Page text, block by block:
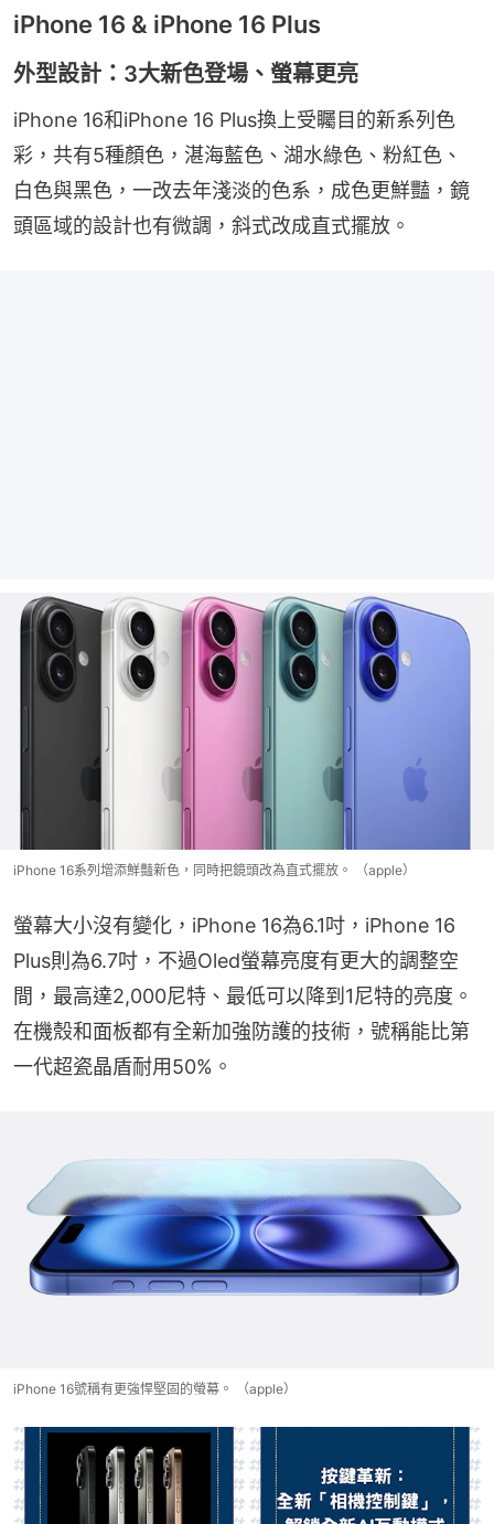
iPhone 16 & iPhone 16 Plus
外型設計：3大新色登場、螢幕更亮
iPhone 16和iPhone 16 Plus換上受矚目的新系列色
彩，共有5種顏色，湛海藍色、湖水綠色、粉紅色、
白色與黑色，一改去年淺淡的色系，成色更鮮豔，鏡
頭區域的設計也有微調，斜式改成直式擺放。
iPhone 16系列增添鮮豔新色，同時把鏡頭改為直式擺放。 （apple）
螢幕大小沒有變化，iPhone 16為6.1吋，iPhone 16
Plus則為6.7吋，不過Oled螢幕亮度有更大的調整空
間，最高達2,000尼特、最低可以降到1尼特的亮度。
在機殼和面板都有全新加強防護的技術，號稱能比第
一代超瓷晶盾耐用50%。
iPhone 16號稱有更強悍堅固的螢幕。 （apple）